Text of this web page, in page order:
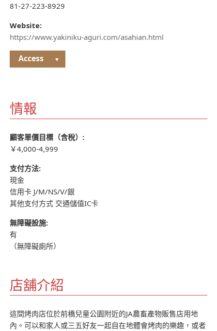
81-27-223-8929
Website:
https://www.yakiniku-aguri.com/asahian.html
Access
情報
顧客單價目標（含稅）:
￥4,000-4,999
支付方法:
現金
信用卡 J/M/NS/V/銀
其他支付方式 交通儲值IC卡
無障礙設施:
有
（無障礙廁所）
店舖介紹
這間烤肉店位於前橋兒童公園附近的JA農畜產物販售店用地
內。可以和家人或三五好友一起自在地體會烤肉的樂趣，或者